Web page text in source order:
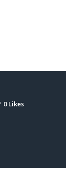
0 Likes